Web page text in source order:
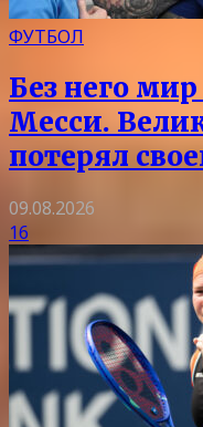
ФУТБОЛ
Без него
Месси.
потерял
09.08.2026
16